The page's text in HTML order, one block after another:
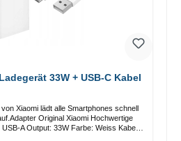
33W + USB-C Kabel
Xiaomi lädt alle Smartphones schnell
Original Xiaomi Hochwertige